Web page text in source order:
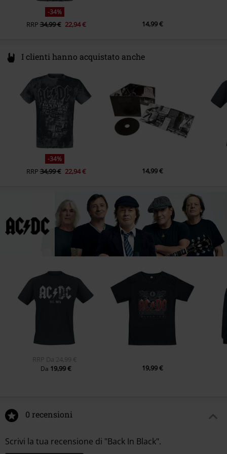
-34%
RRP34,99 € 22,94 € 14,99 €
I clienti hanno acquistato anche
-34%
RRP34,99 € 22,94 € 14,99 €
RRP Da 24,99 €
Da 19,99 € 19,99 €
0 recensioni
Scrivi la tua recensione di "Back In Black".